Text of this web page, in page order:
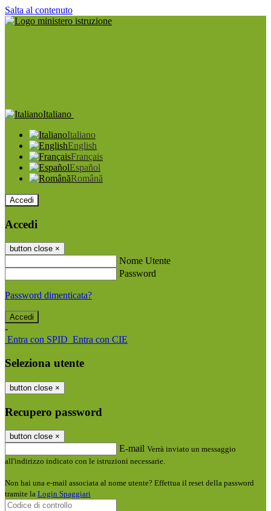
Salta al contenuto
Italiano
Italiano
English
Français
Español
Română
Accedi
Accedi
button close ×
Nome Utente
Password
Password dimenticata?
-
Entra con SPID Entra con CIE
Seleziona utente
button close ×
Recupero password
button close ×
E-mail Verrà inviato un messaggio
all'indirizzo indicato con le istruzioni necessarie.
Non hai una e-mail associata al nome utente? Effettua il reset della password
tramite la Login Spaggiari